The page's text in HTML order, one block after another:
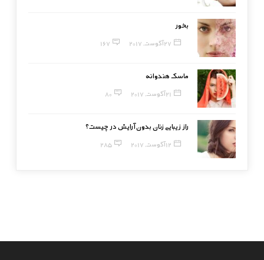
بخور
27 آگوست, 2017 167
ماسک هندوانه
21 آگوست, 2017 80
راز زیبایی زنان بدون آرایش در چیست؟
12 آگوست, 2017 285